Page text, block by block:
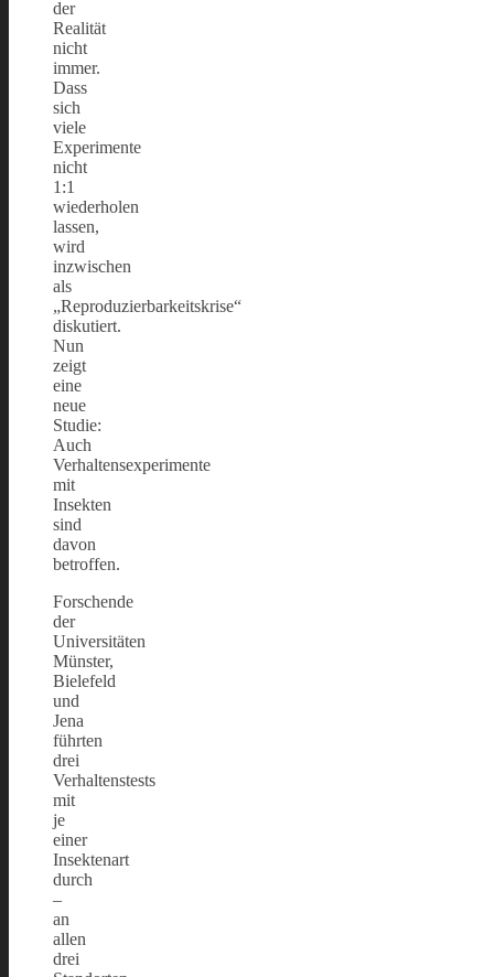
der
Realität
nicht
immer.
Dass
sich
viele
Experimente
nicht
1:1
wiederholen
lassen,
wird
inzwischen
als
„Reproduzierbarkeitskrise“
diskutiert.
Nun
zeigt
eine
neue
Studie:
Auch
Verhaltensexperimente
mit
Insekten
sind
davon
betroffen.
Forschende
der
Universitäten
Münster,
Bielefeld
und
Jena
führten
drei
Verhaltenstests
mit
je
einer
Insektenart
durch
–
an
allen
drei